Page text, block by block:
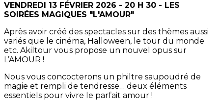
VENDREDI 13 FÉVRIER 2026 - 20 H 30 - LES
SOIRÉES MAGIQUES "L'AMOUR"
Après avoir créé des spectacles sur des thèmes aussi
variés que le cinéma, Halloween, le tour du monde
etc. Akiltour vous propose un nouvel opus sur
L’AMOUR !
Nous vous concocterons un philtre saupoudré de
magie et rempli de tendresse… deux éléments
essentiels pour vivre le parfait amour !